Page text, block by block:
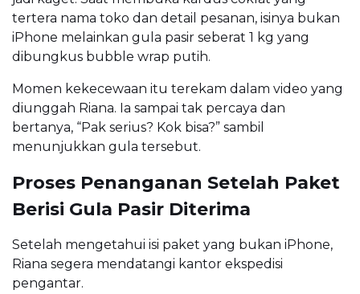
tertera nama toko dan detail pesanan, isinya bukan
iPhone melainkan gula pasir seberat 1 kg yang
dibungkus bubble wrap putih.
Momen kekecewaan itu terekam dalam video yang
diunggah Riana. Ia sampai tak percaya dan
bertanya, “Pak serius? Kok bisa?” sambil
menunjukkan gula tersebut.
Proses Penanganan Setelah Paket
Berisi Gula Pasir Diterima
Setelah mengetahui isi paket yang bukan iPhone,
Riana segera mendatangi kantor ekspedisi
pengantar.